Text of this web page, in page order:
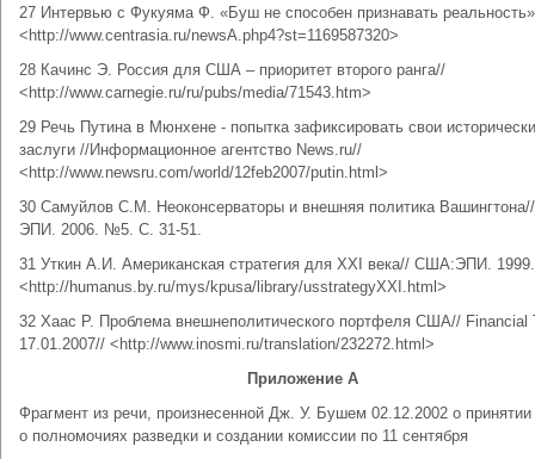
27 Интервью с Фукуяма Ф. «Буш не способен признавать
<http://www.centrasia.ru/newsA.php4?st=1169587320>
28 Качинс Э. Россия для США – приоритет второго ранга//
<http://www.carnegie.ru/ru/pubs/media/71543.htm>
29 Речь Путина в Мюнхене - попытка зафиксировать свои
заслуги //Информационное агентство News.ru//
<http://www.newsru.com/world/12feb2007/putin.html>
30 Самуйлов С.М. Неоконсерваторы и внешняя политика
ЭПИ. 2006. №5. С. 31-51.
31 Уткин А.И. Американская стратегия для XXI века// США:ЭПИ.
<http://humanus.by.ru/mys/kpusa/library/usstrategyXXI.html>
32 Хаас Р. Проблема внешнеполитического портфеля США// Financial
17.01.2007// <http://www.inosmi.ru/translation/232272.html>
Приложение А
Фрагмент из речи, произнесенной Дж. У. Бушем 02.12.2002 о принятии
о полномочиях разведки и создании комиссии по 11 сентября